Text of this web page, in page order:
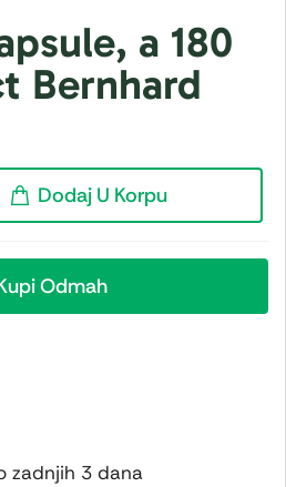
a 180
Bernhard
Dodaj U Korpu
Odmah
zadnjih 3 dana